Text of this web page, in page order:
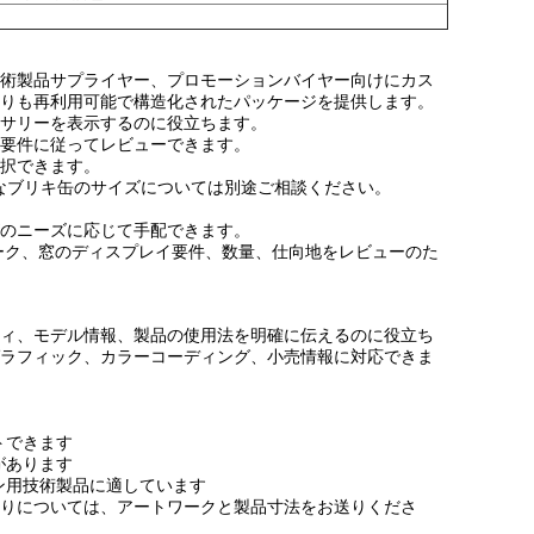
製品サプライヤー、プロモーションバイヤー向けにカス
再利用可能で構造化されたパッケージを提供します。
リーを表示するのに役立ちます。
件に従ってレビューできます。
できます。
リキ缶のサイズについては別途ご相談ください。
ニーズに応じて手配できます。
、窓のディスプレイ要件、数量、仕向地をレビューのた
、モデル情報、製品の使用法を明確に伝えるのに役立ち
フィック、カラーコーディング、小売情報に対応できま
できます
あります
技術製品に適しています
については、アートワークと製品寸法をお送りくださ